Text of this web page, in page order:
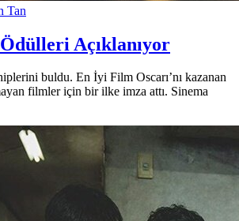
Tan
Açıklanıyor
buldu. En İyi Film Oscarı’nı kazanan
filmler için bir ilke imza attı. Sinema